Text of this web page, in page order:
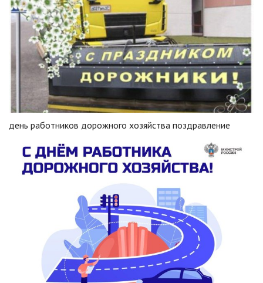
день работников дорожного хозяйства поздравление